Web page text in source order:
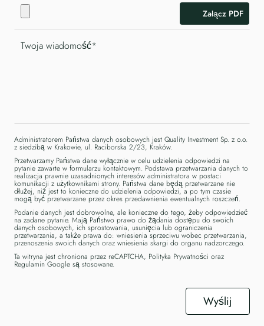
Załącz PDF
Administratorem Państwa danych osobowych jest Quality Investment Sp. z o.o.
z siedzibą w Krakowie, ul. Raciborska 2/23, Kraków.
Przetwarzamy Państwa dane wyłącznie w celu udzielenia odpowiedzi na
pytanie zawarte w formularzu kontaktowym. Podstawa przetwarzania danych to
realizacja prawnie uzasadnionych interesów administratora w postaci
komunikacji z użytkownikami strony. Państwa dane będą przetwarzane nie
dłużej, niż jest to konieczne do udzielenia odpowiedzi, a po tym czasie
mogą być przetwarzane przez okres przedawnienia ewentualnych roszczeń.
Podanie danych jest dobrowolne, ale konieczne do tego, żeby odpowiedzieć
na zadane pytanie. Mają Państwo prawo do żądania dostępu do swoich
danych osobowych, ich sprostowania, usunięcia lub ograniczenia
przetwarzania, a także prawa do: wniesienia sprzeciwu wobec przetwarzania,
przenoszenia swoich danych oraz wniesienia skargi do organu nadzorczego.
Ta witryna jest chroniona przez reCAPTCHA, Polityka Prywatności oraz
Regulamin Google są stosowane.